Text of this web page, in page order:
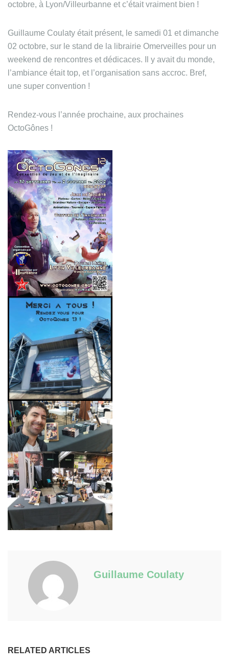
octobre, à Lyon/Villeurbanne et c’était vraiment bien !
Guillaume Coulaty était présent, le samedi 01 et dimanche
02 octobre, sur le stand de la librairie Omerveilles pour un
weekend de rencontres et dédicaces. Il y avait du monde,
l’ambiance était top, et l’organisation sans accroc. Bref,
une super convention !
Rendez-vous l’année prochaine, aux prochaines
OctoGônes !
Guillaume Coulaty
RELATED ARTICLES